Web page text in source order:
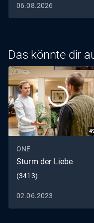
06.08.2026
Das könnte dir
ONE
Sturm der Liebe
(3413)
02.06.2023